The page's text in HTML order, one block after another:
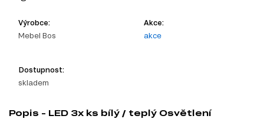
Výrobce:
Mebel Bos
Akce:
akce
Dostupnost:
skladem
Popis - LED 3x ks bílý / teplý Osvětlení